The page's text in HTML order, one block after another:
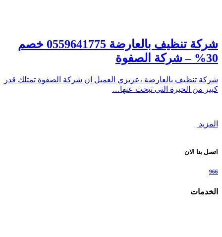
شركة تنظيف بالعارضة 0559641775 خصم
30% – شركة الصفوة
شركة تنظيف بالعارضة ،عزيزي العميل ان شركة الصفوة تمتلك قدر
كبير من الخبرة التى تبحث عنها…
المزيد
اتصل بنا الان
966
الخدمات